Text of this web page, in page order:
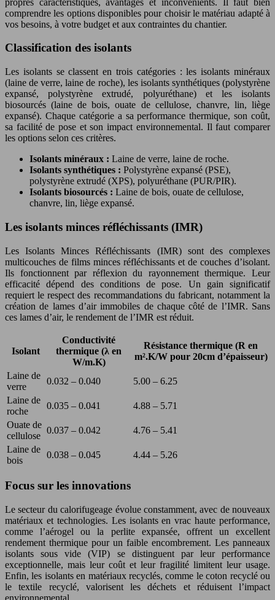
comprendre les options disponibles pour choisir le matériau adapté à
vos besoins, à votre budget et aux contraintes du chantier.
Classification des isolants
Les isolants se classent en trois catégories : les isolants minéraux
(laine de verre, laine de roche), les isolants synthétiques (polystyrène
expansé, polystyrène extrudé, polyuréthane) et les isolants
biosourcés (laine de bois, ouate de cellulose, chanvre, lin, liège
expansé). Chaque catégorie a sa performance thermique, son coût,
sa facilité de pose et son impact environnemental. Il faut comparer
les options selon ces critères.
Isolants minéraux : Laine de verre, laine de roche.
Isolants synthétiques : Polystyrène expansé (PSE),
polystyrène extrudé (XPS), polyuréthane (PUR/PIR).
Isolants biosourcés : Laine de bois, ouate de cellulose,
chanvre, lin, liège expansé.
Les isolants minces réfléchissants (IMR)
Les Isolants Minces Réfléchissants (IMR) sont des complexes
multicouches de films minces réfléchissants et de couches d’isolant.
Ils fonctionnent par réflexion du rayonnement thermique. Leur
efficacité dépend des conditions de pose. Un gain significatif
requiert le respect des recommandations du fabricant, notamment la
création de lames d’air immobiles de chaque côté de l’IMR. Sans
ces lames d’air, le rendement de l’IMR est réduit.
Isolant
Conductivité
thermique (λ en
W/m.K)
Résistance thermique (R en
m².K/W pour 20cm d’épaisseur)
Laine de
verre
0.032 – 0.040
5.00 – 6.25
Laine de
roche
0.035 – 0.041
4.88 – 5.71
Ouate de
cellulose
0.037 – 0.042
4.76 – 5.41
Laine de
bois
0.038 – 0.045 4.44 – 5.26
Focus sur les innovations
Le secteur du calorifugeage évolue constamment, avec de nouveaux
matériaux et technologies. Les isolants en vrac haute performance,
comme l’aérogel ou la perlite expansée, offrent un excellent
rendement thermique pour un faible encombrement. Les panneaux
isolants sous vide (VIP) se distinguent par leur performance
exceptionnelle, mais leur coût et leur fragilité limitent leur usage.
Enfin, les isolants en matériaux recyclés, comme le coton recyclé ou
le textile recyclé, valorisent les déchets et réduisent l’impact
environnemental.